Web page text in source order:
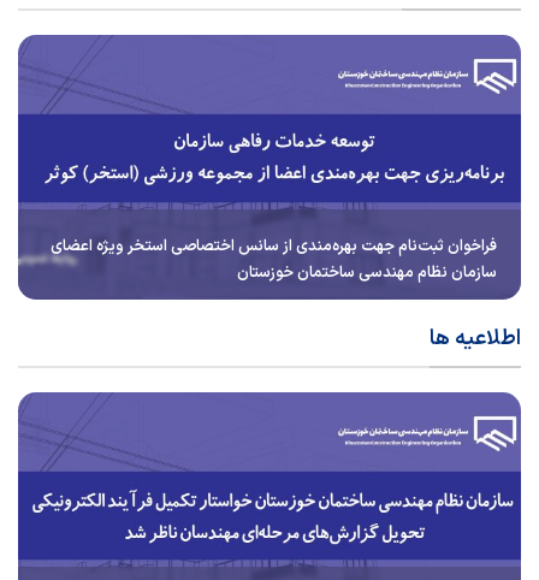
فراخوان ثبت‌نام جهت بهره‌مندی از سانس اختصاصی استخر ویژه اعضای
سازمان نظام مهندسی ساختمان خوزستان
اطلاعیه ها